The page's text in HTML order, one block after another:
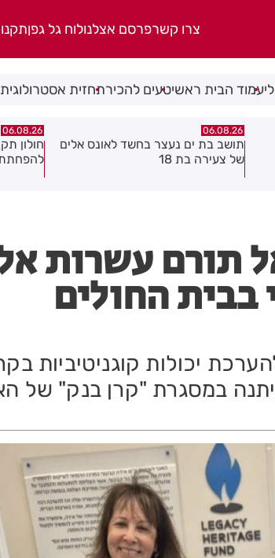
צרו קשרפרסם אצלנולוח גל גפן
עמוד הבית ראשיטעים להכירתחזית אסטרולוגית
06.08.26
חולון תקבל 2.5 מיליון שקלים
להפחתת זיהום האוויר מתחבורה
06.08.26
נעצר
שאיים
תורם עשרות
החולים
יכולות קוגניטיביות
במסגרת "קרן בנק" של